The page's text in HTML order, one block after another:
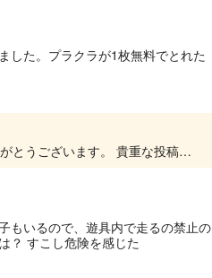
した。プラクラが1枚無料でとれた
いつもキッズユーエスランド 大阪泉佐野店をご利用頂き誠にありがとうございます。 貴重な投稿を頂きありがとうございます。 大変嬉しいお言葉をいただき、スタッフ一同、とても励みになります。...
もいるので、遊具内で走るの禁止の
？ すこし危険を感じた